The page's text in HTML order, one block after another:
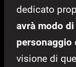
dedicato
avrà modo
personaggio
visione di